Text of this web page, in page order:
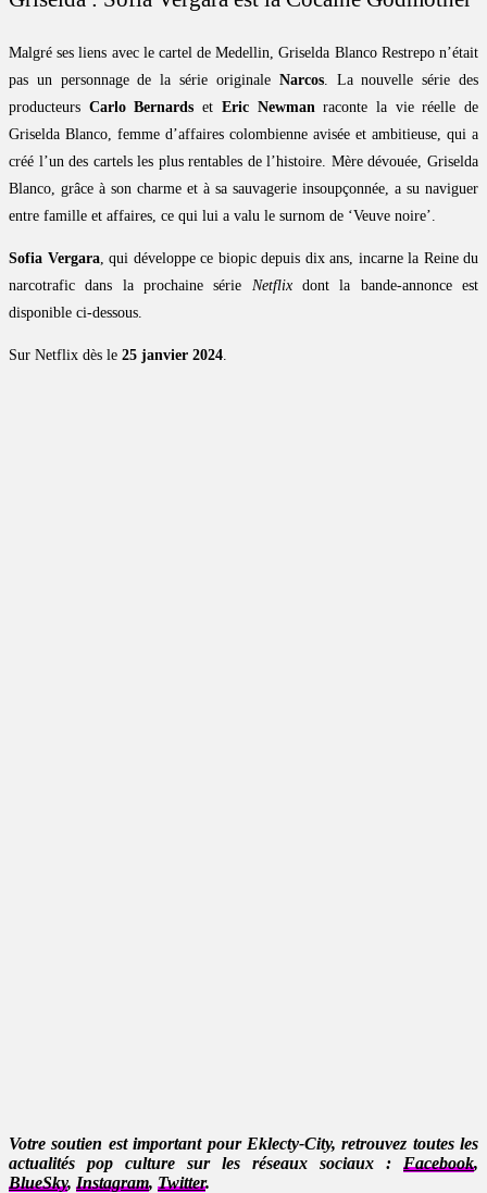
Malgré ses liens avec le cartel de Medellin, Griselda Blanco Restrepo n’était
pas un personnage de la série originale Narcos. La nouvelle série des
producteurs Carlo Bernards et Eric Newman raconte la vie réelle de
Griselda Blanco, femme d’affaires colombienne avisée et ambitieuse, qui a
créé l’un des cartels les plus rentables de l’histoire. Mère dévouée, Griselda
Blanco, grâce à son charme et à sa sauvagerie insoupçonnée, a su naviguer
entre famille et affaires, ce qui lui a valu le surnom de ‘Veuve noire’.
Sofia Vergara, qui développe ce biopic depuis dix ans, incarne la Reine du
narcotrafic dans la prochaine série Netflixdont la bande-annonce est
disponible ci-dessous.
Sur Netflix dès le 25 janvier 2024
Votre soutien est important pour Eklecty-City, retrouvez toutes les
actualités pop culture sur les réseaux sociaux : Facebook,
BlueSky, Instagram, Twitter.